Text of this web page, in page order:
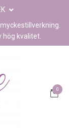
hög kvalitet.
0